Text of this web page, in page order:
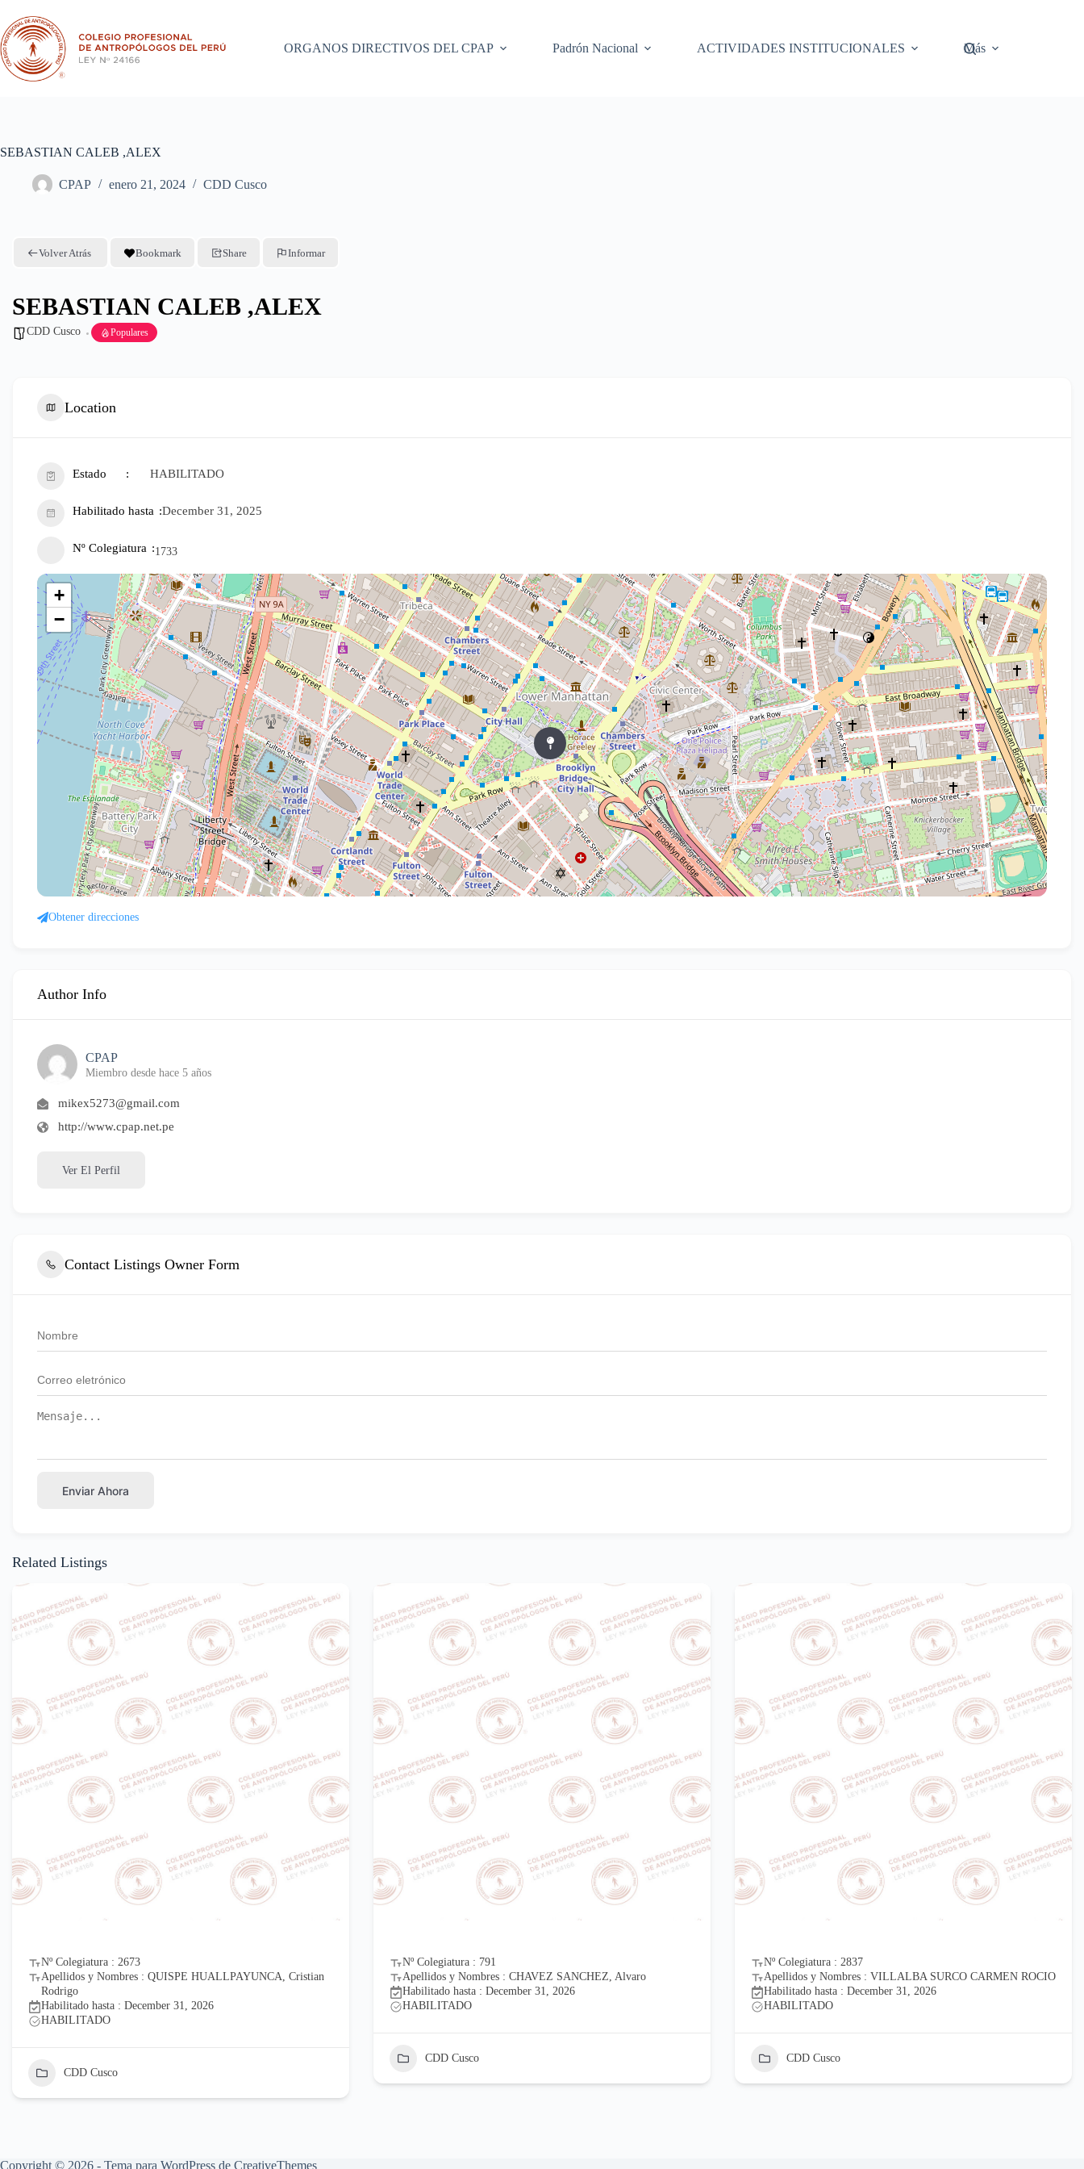
contenido
ORGANOS DIRECTIVOS DEL CPAP
Padrón Nacional ACTIVIDADES INSTITUCIONALES Más
SEBASTIAN CALEB ,ALEX
CPAP enero 21, 2024 CDD Cusco
Volver Atrás Bookmark Share Informar
SEBASTIAN CALEB ,ALEX
CDD Cusco Populares
Location
Estado HABILITADO
Habilitado hasta December 31, 2025
Nº Colegiatura 1733
+
−
Obtener direcciones
Author Info
CPAP
Miembro desde hace 5 años
mikex5273@gmail.com
http://www.cpap.net.pe
Ver El Perfil
Contact Listings Owner Form
Enviar Ahora
Related Listings
Nº Colegiatura : 2673
Apellidos y Nombres : QUISPE HUALLPAYUNCA, Cristian
Rodrigo
Habilitado hasta : December 31, 2026
HABILITADO
CDD Cusco
Nº Colegiatura : 791
Apellidos y Nombres : CHAVEZ SANCHEZ, Alvaro
Habilitado hasta : December 31, 2026
HABILITADO
CDD Cusco
Nº Colegiatura : 2837
Apellidos y Nombres : VILLALBA SURCO CARMEN ROCIO
Habilitado hasta : December 31, 2026
HABILITADO
CDD Cusco
Copyright © 2026 - Tema para WordPress de CreativeThemes